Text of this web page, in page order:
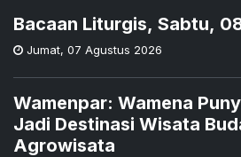
Bacaan Liturgis, Sabtu,
Jumat, 07 Agustus 2026
Wamenpar: Wamena
Jadi Destinasi Wisata
Agrowisata